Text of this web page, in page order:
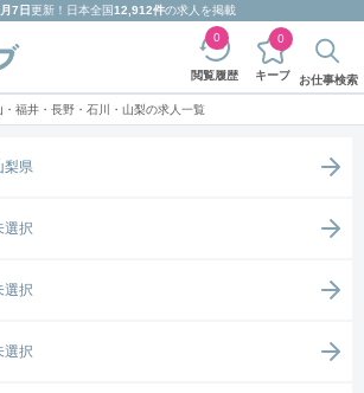
7日更新！日本全国12,912件の求人を掲載
閲覧履歴
0
キープ
0
お仕事検索
・福井・長野・石川・山梨の求人一覧
梨県
選択
選択
選択